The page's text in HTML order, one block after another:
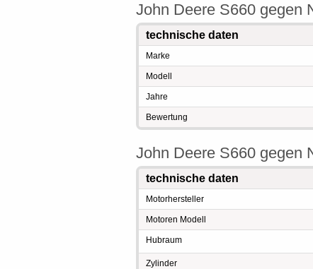
John Deere S660 gegen
technische daten
Marke
Modell
Jahre
Bewertung
John Deere S660 gegen
technische daten
Motorhersteller
Motoren Modell
Hubraum
Zylinder